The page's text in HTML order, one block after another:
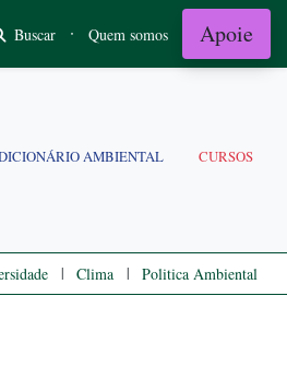
Buscar · Quem somos Apoie
AMBIENTAL CURSOS
| Clima | Politica Ambiental